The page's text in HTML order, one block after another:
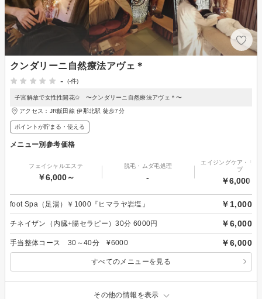
クンダリーニ自然療法アヴェ＊
-
(-件)
子宮解放で女性性開花✩ 〜クンダリーニ自然療法アヴェ＊〜
アクセス：JR飯田線 伊那北駅 徒歩7分
ポイントが貯まる・使える
メニュー別参考価格
フェイシャルエステ
￥6,000～
脱毛・ムダ毛処理
-
エイジングケア・リ
プ
￥6,000～
foot Spa（足湯）￥1000『ヒマラヤ岩塩』 ￥1,000
チネイザン（内臓+腸セラピー）30分 6000円 ￥6,000
手当整体コース 30～40分 ¥6000 ￥6,000
すべてのメニューを見る
その他の情報を表示